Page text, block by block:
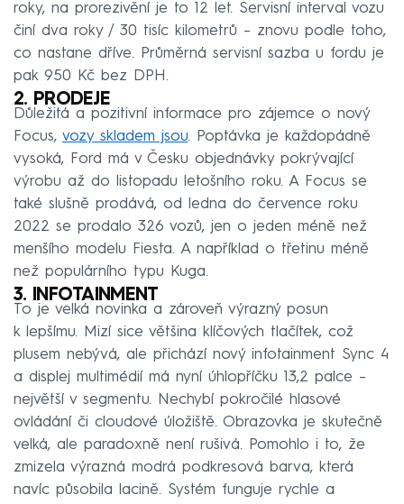
roky, na prorezivění je to 12 let. Servisní interval vozu
činí dva roky / 30 tisíc kilometrů – znovu podle toho,
co nastane dříve. Průměrná servisní sazba u fordu je
pak 950 Kč bez DPH.
2. PRODEJE
Důležitá a pozitivní informace pro zájemce o nový
Focus, vozy skladem jsou. Poptávka je každopádně
vysoká, Ford má v Česku objednávky pokrývající
výrobu až do listopadu letošního roku. A Focus se
také slušně prodává, od ledna do července roku
2022 se prodalo 326 vozů, jen o jeden méně než
menšího modelu Fiesta. A například o třetinu méně
než populárního typu Kuga.
3. INFOTAINMENT
To je velká novinka a zároveň výrazný posun
k lepšímu. Mizí sice většina klíčových tlačítek, což
plusem nebývá, ale přichází nový infotainment Sync 4
a displej multimédií má nyní úhlopříčku 13,2 palce –
největší v segmentu. Nechybí pokročilé hlasové
ovládání či cloudové úložiště. Obrazovka je skutečně
velká, ale paradoxně není rušivá. Pomohlo i to, že
zmizela výrazná modrá podkresová barva, která
navíc působila lacině. Systém funguje rychle a